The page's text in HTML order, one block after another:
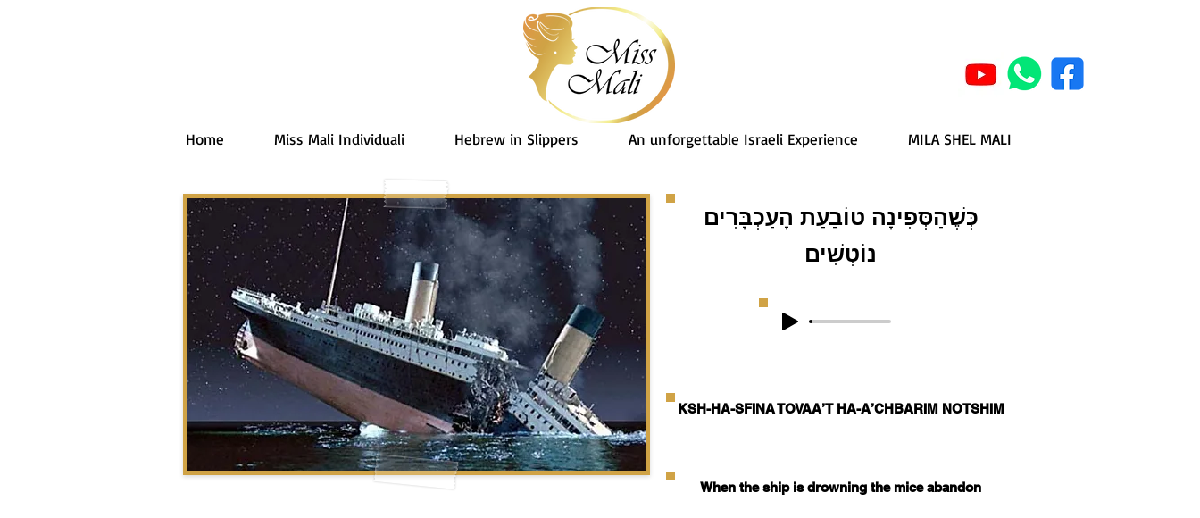
Home Miss Mali Individuali Hebrew in Slippers An unforgettable Israeli Experience MILA SHEL MALI
כְּשֶׁהַסְּפִינָה טוֹבַעַת הָעַכְבָּרִים
נוֹטְשִׁים
KSH-HA-SFINA TOVAA’T HA-A’CHBARIM NOTSHIM
When the ship is drowning the mice abandon